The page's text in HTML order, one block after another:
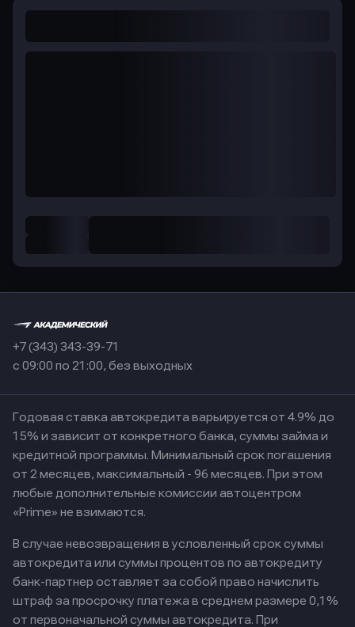
+7 (343) 343-39-71
с 09:00 по 21:00, без выходных
Годовая ставка автокредита варьируется от 4.9% до
15% и зависит от конкретного банка, суммы займа и
кредитной программы. Минимальный срок погашения
от 2 месяцев, максимальный - 96 месяцев. При этом
любые дополнительные комиссии автоцентром
«Prime» не взимаются.
В случае невозвращения в условленный срок суммы
автокредита или суммы процентов по автокредиту
банк-партнер оставляет за собой право начислить
штраф за просрочку платежа в среднем размере 0,1%
от первоначальной суммы автокредита. При